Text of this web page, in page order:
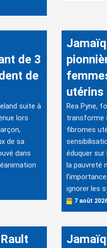
de 3
de
suite à
lors
de sa
dans
utérins
Rea Pyne,
transforme
fibromes
éduquer
la pauvreté
ignorer les
7 août